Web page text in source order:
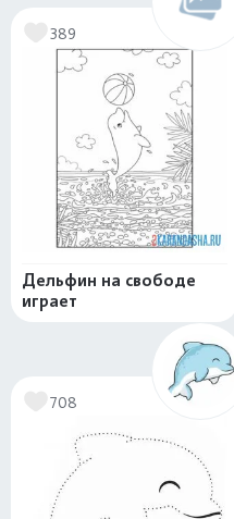
389
Дельфин на свободе
играет
708